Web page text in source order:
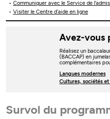
Communiquer avec le Service de
Visiter le Centre d’aide en ligne
Avez-vous
Réalisez un
(BACCAP) en
complémentaires
Langues modernes
Cultures, sociétés
Survol du